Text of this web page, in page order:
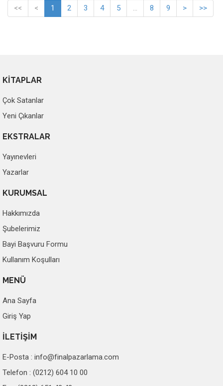
<< < 1 2 3 4 5 ... 8 9 > >>
KİTAPLAR
Çok Satanlar
Yeni Çıkanlar
EKSTRALAR
Yayınevleri
Yazarlar
KURUMSAL
Hakkımızda
Şubelerimiz
Bayi Başvuru Formu
Kullanım Koşulları
MENÜ
Ana Sayfa
Giriş Yap
İLETİŞİM
E-Posta : info@finalpazarlama.com
Telefon : (0212) 604 10 00